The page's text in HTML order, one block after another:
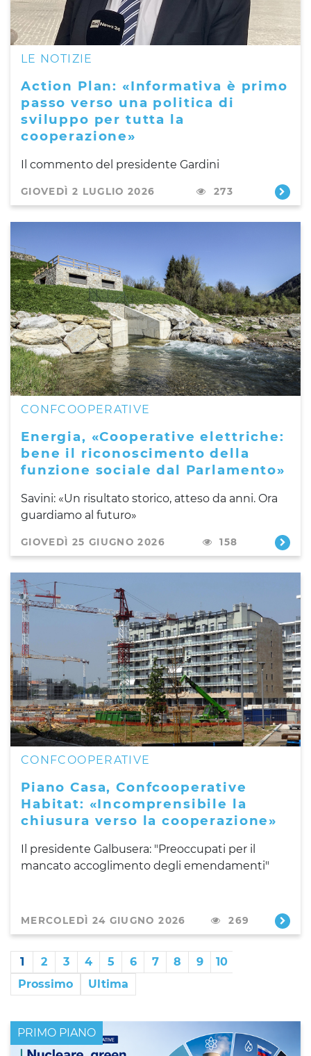
LE NOTIZIE
Action Plan: «Informativa è primo
passo verso una politica di
sviluppo per tutta la
cooperazione»
Il commento del presidente Gardini
GIOVEDÌ 2 LUGLIO 2026 273
CONFCOOPERATIVE
Energia, «Cooperative elettriche:
bene il riconoscimento della
funzione sociale dal Parlamento»
Savini: «Un risultato storico, atteso da anni. Ora
guardiamo al futuro»
GIOVEDÌ 25 GIUGNO 2026 158
CONFCOOPERATIVE
Piano Casa, Confcooperative
Habitat: «Incomprensibile la
chiusura verso la cooperazione»
Il presidente Galbusera: "Preoccupati per il
mancato accoglimento degli emendamenti"
MERCOLEDÌ 24 GIUGNO 2026 269
1 2 3 4 5 6 7 8 9
10
Prossimo
Ultima
PRIMO PIANO